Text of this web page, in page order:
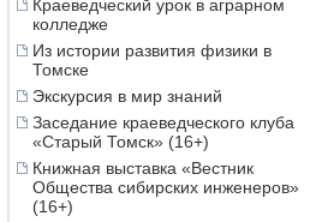
Краеведческий урок в аграрном
колледже
Из истории развития физики в
Томске
Экскурсия в мир знаний
Заседание краеведческого клуба
«Старый Томск» (16+)
Книжная выставка «Вестник
Общества сибирских инженеров»
(16+)